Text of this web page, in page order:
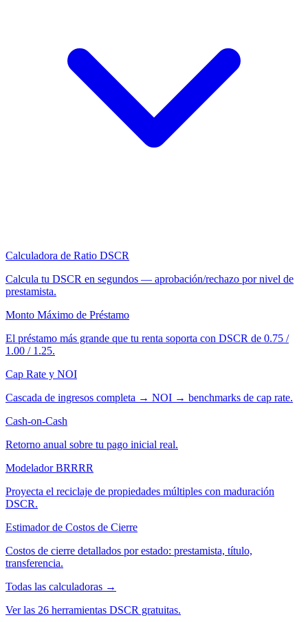
Calculadora de Ratio DSCR
Calcula tu DSCR en segundos — aprobación/rechazo por nivel de
prestamista.
Monto Máximo de Préstamo
El préstamo más grande que tu renta soporta con DSCR de 0.75 /
1.00 / 1.25.
Cap Rate y NOI
Cascada de ingresos completa → NOI → benchmarks de cap rate.
Cash-on-Cash
Retorno anual sobre tu pago inicial real.
Modelador BRRRR
Proyecta el reciclaje de propiedades múltiples con maduración
DSCR.
Estimador de Costos de Cierre
Costos de cierre detallados por estado: prestamista, título,
transferencia.
Todas las calculadoras →
Ver las 26 herramientas DSCR gratuitas.